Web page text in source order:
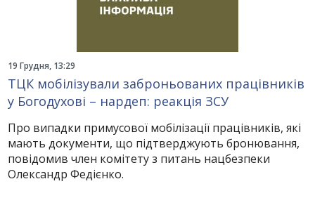
19 Грудня, 13:29
ТЦК мобілізували заброньованих працівників
у Богодухові – нардеп: реакція ЗСУ
Про випадки примусової мобілізації працівників, які
мають документи, що підтверджують бронювання,
повідомив член комітету з питань нацбезпеки
Олександр Федієнко.